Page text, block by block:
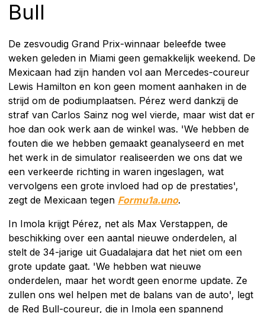
Bull
De zesvoudig Grand Prix-winnaar beleefde twee
weken geleden in Miami geen gemakkelijk weekend. De
Mexicaan had zijn handen vol aan Mercedes-coureur
Lewis Hamilton en kon geen moment aanhaken in de
strijd om de podiumplaatsen. Pérez werd dankzij de
straf van Carlos Sainz nog wel vierde, maar wist dat er
hoe dan ook werk aan de winkel was. 'We hebben de
fouten die we hebben gemaakt geanalyseerd en met
het werk in de simulator realiseerden we ons dat we
een verkeerde richting in waren ingeslagen, wat
vervolgens een grote invloed had op de prestaties',
zegt de Mexicaan tegen Formu1a.uno.
In Imola krijgt Pérez, net als Max Verstappen, de
beschikking over een aantal nieuwe onderdelen, al
stelt de 34-jarige uit Guadalajara dat het niet om een
grote update gaat. 'We hebben wat nieuwe
onderdelen, maar het wordt geen enorme update. Ze
zullen ons wel helpen met de balans van de auto', legt
de Red Bull-coureur, die in Imola een spannend